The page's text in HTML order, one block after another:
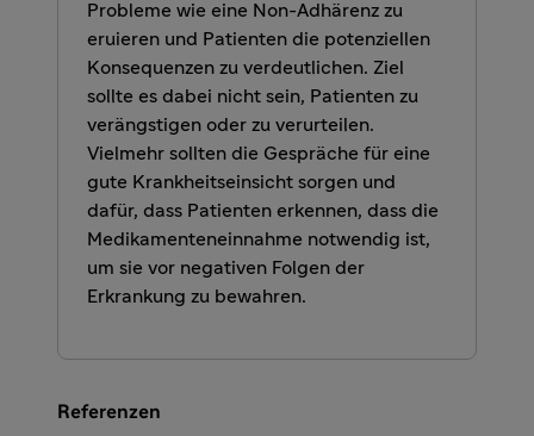
Probleme wie eine Non-Adhärenz zu
eruieren und Patienten die potenziellen
Konsequenzen zu verdeutlichen. Ziel
sollte es dabei nicht sein, Patienten zu
verängstigen oder zu verurteilen.
Vielmehr sollten die Gespräche für eine
gute Krankheitseinsicht sorgen und
dafür, dass Patienten erkennen, dass die
Medikamenteneinnahme notwendig ist,
um sie vor negativen Folgen der
Erkrankung zu bewahren.
Referenzen